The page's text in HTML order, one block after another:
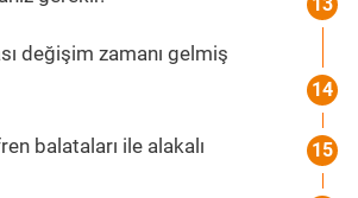
değişim zamanı gelmiş
balataları ile alakalı
14
15